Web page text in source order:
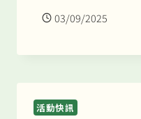
03/09/2025
活動快訊